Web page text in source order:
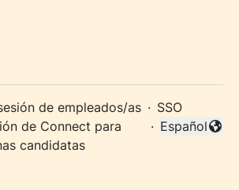
de empleados/as · SSO
de Connect para
candidatas
·
Cambiar
Español